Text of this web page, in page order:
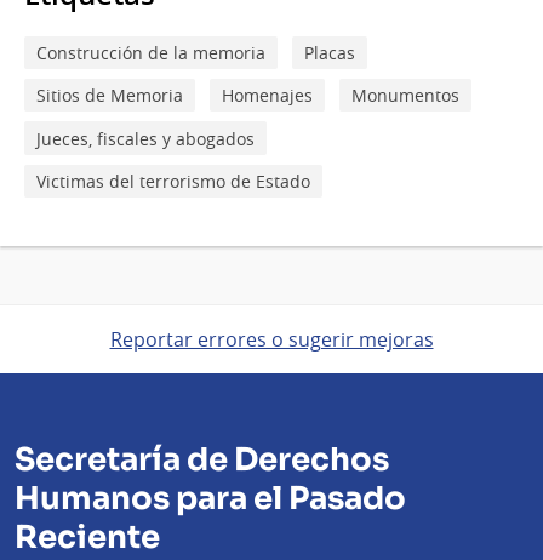
Construcción de la memoria
Placas
Sitios de Memoria
Homenajes
Monumentos
Jueces, fiscales y abogados
Victimas del terrorismo de Estado
Reportar errores o sugerir mejoras
Secretaría de Derechos
Humanos para el Pasado
Reciente